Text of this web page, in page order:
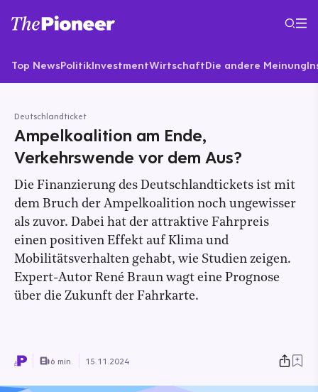
Top NewsPolitikInvestmentWirtschaftDie andere Meinung
Deutschlandticket
Ampelkoalition am Ende,
Verkehrswende vor dem Aus?
Die Finanzierung des Deutschlandtickets ist mit
dem Bruch der Ampelkoalition noch ungewisser
als zuvor. Dabei hat der attraktive Fahrpreis
einen positiven Effekt auf Klima und
Mobilitätsverhalten gehabt, wie Studien zeigen.
Expert-Autor René Braun wagt eine Prognose
über die Zukunft der Fahrkarte.
6 min. 15.11.2024